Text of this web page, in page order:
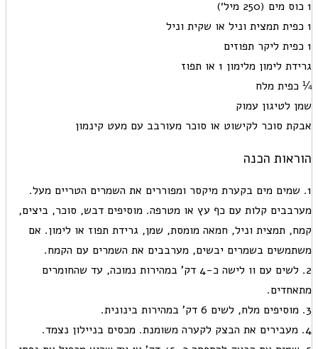
לימון מלימון 1 או תפוז
מלח
לטיגון עמוק
סוכר לקישוט או סוכר מעורבב עם מעט קינמון
הכנה
שמים מים בקערת מיקסר ומפוררים את השמרים הטריים מעל.
קלות עם כף עץ או מטרפה. מוסיפים דבש, סוכר, ביצים,
תמצית וניל, חמאה מומסת, שמן, גרידת תפוז או לימון. אם
בשמרים יבשים, מערבבים את השמרים עם הקמח.
2. לשים עם וו לישה כ-4 דק' במהירות נמוכה, עד שהחומרים